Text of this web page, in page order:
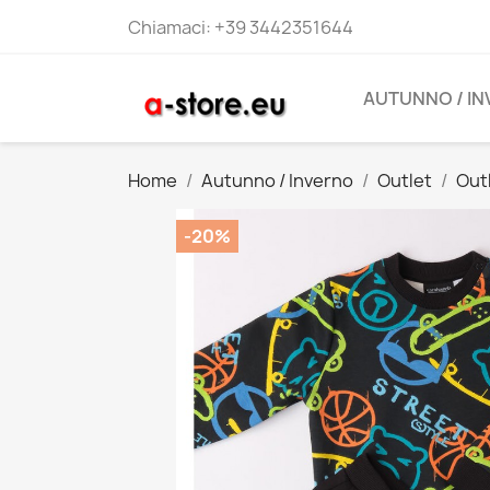
Chiamaci: +39 3442351644
AUTUNNO /
Home Autunno / Inverno Outlet
-20%